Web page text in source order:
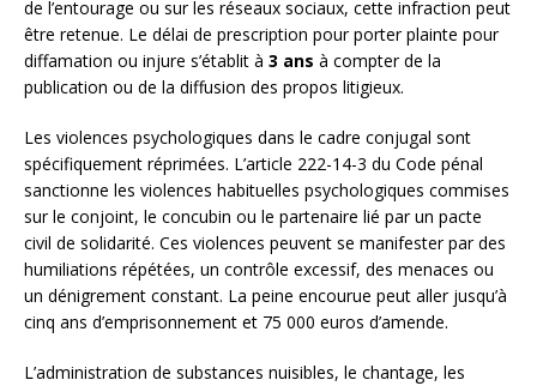
de l’entourage ou sur les réseaux sociaux, cette infraction peut
être retenue. Le délai de prescription pour porter plainte pour
diffamation ou injure s’établit à 3 ans à compter de la
publication ou de la diffusion des propos litigieux.
Les violences psychologiques dans le cadre conjugal sont
spécifiquement réprimées. L’article 222-14-3 du Code pénal
sanctionne les violences habituelles psychologiques commises
sur le conjoint, le concubin ou le partenaire lié par un pacte
civil de solidarité. Ces violences peuvent se manifester par des
humiliations répétées, un contrôle excessif, des menaces ou
un dénigrement constant. La peine encourue peut aller jusqu’à
cinq ans d’emprisonnement et 75 000 euros d’amende.
L’administration de substances nuisibles, le chantage, les